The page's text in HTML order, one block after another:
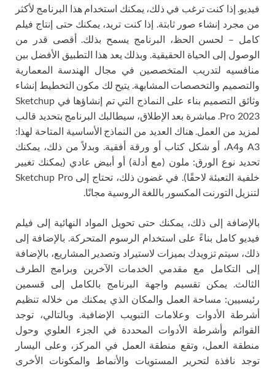
فيديو. إذا كنت ترغب في ذلك، يمكنك استخدام هذا البرنامج لأكثر
من مجرد إنشاء صور ثابتة. إذا كنت تريد، يمكنك حتى إنتاج فيلم
كامل – لحسن الحظ، البرنامج يسمح بذلك. أقصى قدر من
الوصول إلى الحياة الحقيقية. وبذلك يعد هذا التطبيق الأفضل بين
منافسيه لتدريب المتخصصين في مجال الهندسة المعمارية
والتصميم والتخصصات المشابهة. يتيح لك مكون التخطيط إنشاء
وثائق التصميم بناء على النماذج التي تم إنشاؤها في Sketchup
Pro 2023. مباشرة بعد الإطلاق، سيطالبك البرنامج بتحديد قالب
لمزيد من العمل. هناك العديد من النماذج الأساسية المتاحة لهذا:
A3 وA4، أو شكل كتاب أو ورقة أفقية. وبدلاً من ذلك، يمكنك
تحديد نوع الورق: ملون (مع أدلة) أو أبيض عادي (يمكنك تغيير
خلفية التعبئة لاحقًا). في غضون ذلك، تحتاج إلى Sketchup Pro
لتنزيل التورنت المكسور باللغة الروسية مجانًا.
بالإضافة إلى ذلك، يمكنك حتى تحويل المواد النهائية إلى فيلم
فيديو كامل بناءً على استخدام الرسوم المتحركة. بالإضافة إلى
ذلك، سيتم تزويدك بميزات لاستيراد وتصدير المشاريع، بالإضافة
إلى التكامل مع مقدمي الخدمات الآخرين وبرامج الطرف
الثالث. يمكن تقسيم واجهة البرنامج بالكامل إلى قسمين
رئيسيين: مساحة العمل والمكان الذي يمكنك من خلاله تنظيم
أشرطة الأدوات وعلامات التبويب الإضافية. وبالتالي، توجد
القوائم وأشرطة الأدوات المحددة في الجزء العلوي وحول
منطقة العمل، وتقع منطقة العمل في المركز، وعلى اليسار
توجد نافذة لتحرير المستويات والأنماط والمكونات الأخرى